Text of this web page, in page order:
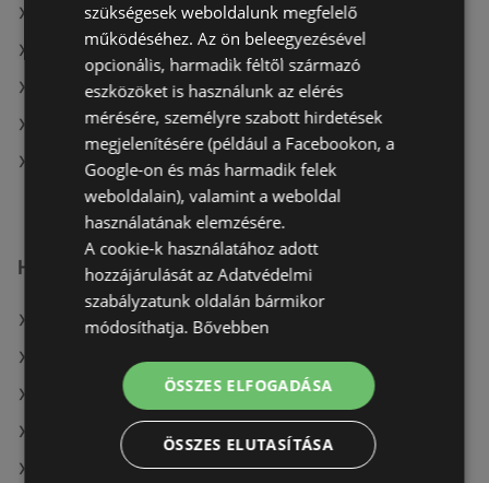
A(z) Metro aktuális akciós újságjai
A(z) Tesco aktuális akciós újságjai
A(z) CBA aktuális akciós újságjai
A(z) Penny-Market Kft. aktuális akciós újságjai
A(z) Fressnapf-Hungária Kft. üzletei itt: Sopron-
Fertődi
Hasonló kiskereskedők
A(z) Auchan ajánlatai
A(z) Müller HU ajánlatai
A(z) Spar ajánlatai
A(z) G'Roby ajánlatai
A(z) Coop Tisza ajánlatai
szükségesek weboldalunk megfelelő
működéséhez. Az ön beleegyezésével
opcionális, harmadik féltől származó
eszközöket is használunk az elérés
mérésére, személyre szabott hirdetések
megjelenítésére (például a Facebookon, a
Google-on és más harmadik felek
weboldalain), valamint a weboldal
használatának elemzésére.
A cookie-k használatához adott
hozzájárulását az Adatvédelmi
szabályzatunk oldalán bármikor
módosíthatja. Bővebben
ÖSSZES ELFOGADÁSA
ÖSSZES ELUTASÍTÁSA